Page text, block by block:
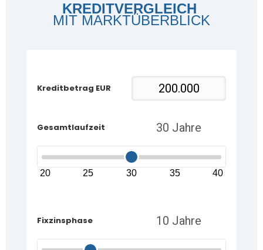
KREDITVERGLEICH
MIT MARKTÜBERBLICK
Kreditbetrag EUR
Gesamtlaufzeit
Fixzinsphase
20 25 30 35 40